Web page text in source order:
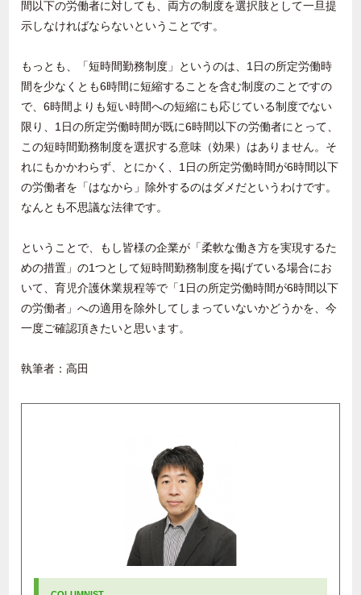
間以下の労働者に対しても、両方の制度を選択肢として一旦提
示しなければならないということです。
もっとも、「短時間勤務制度」というのは、1日の所定労働時
間を少なくとも6時間に短縮することを含む制度のことですの
で、6時間よりも短い時間への短縮にも応じている制度でない
限り、1日の所定労働時間が既に6時間以下の労働者にとって、
この短時間勤務制度を選択する意味（効果）はありません。そ
れにもかかわらず、とにかく、1日の所定労働時間が6時間以下
の労働者を「はなから」除外するのはダメだというわけです。
なんとも不思議な法律です。
ということで、もし皆様の企業が「柔軟な働き方を実現するた
めの措置」の1つとして短時間勤務制度を掲げている場合にお
いて、育児介護休業規程等で「1日の所定労働時間が6時間以下
の労働者」への適用を除外してしまっていないかどうかを、今
一度ご確認頂きたいと思います。
執筆者：高田